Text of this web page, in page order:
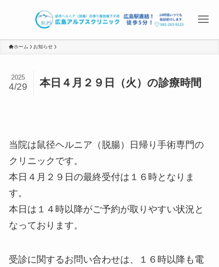
ホーム お知らせ
本日４月２９日（火）の診療時間
2025
4/29
当院は鼠径ヘルニア（脱腸）日帰り手術専門の
クリニックです。
本日４月２９日の最終受付は１６時となりま
す。
本日は１４時以降がご予約が取りやすい状況と
なっております。
受診に関するお問い合わせは、１６時以降も電